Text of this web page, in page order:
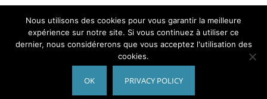
© Refgratuit.fr back to top
Conditions d’utilisation Contact
Mentions Légales
Politique de confidentialité – CGU
Nous utilisons des cookies pour vous garantir la meilleure
expérience sur notre site. Si vous continuez à utiliser ce
dernier, nous considérerons que vous acceptez l'utilisation des
cookies.
OK PRIVACY POLICY